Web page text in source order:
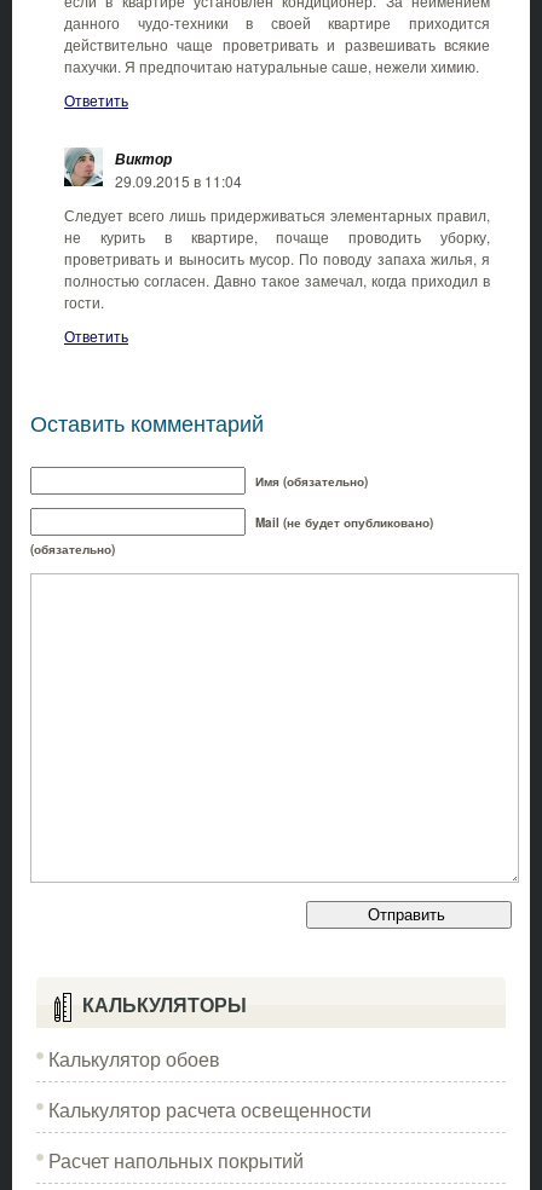
данного чудо-техники в своей квартире приходится
действительно чаще проветривать и развешивать всякие
пахучки. Я предпочитаю натуральные саше, нежели химию.
Ответить
Виктор
29.09.2015 в 11:04
Следует всего лишь придерживаться элементарных правил,
не курить в квартире, почаще проводить уборку,
проветривать и выносить мусор. По поводу запаха жилья, я
полностью согласен. Давно такое замечал, когда приходил в
гости.
Ответить
Оставить комментарий
Имя (обязательно)
Mail (не будет опубликовано)
(обязательно)
КАЛЬКУЛЯТОРЫ
Калькулятор обоев
Калькулятор расчета освещенности
Расчет напольных покрытий